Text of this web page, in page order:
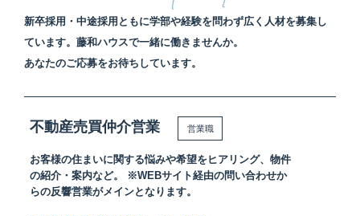
新卒採用・中途採用ともに学部や経験を問わず広く人材を募集し
ています。藤和ハウスで一緒に働きませんか。
あなたのご応募をお待ちしています。
不動産売買仲介営業 営業職
お客様の住まいに関する悩みや希望をヒアリング、物件
の紹介・案内など。
※WEBサイト経由の問い合わせか
らの反響営業がメインとなります。
お知らせ Topics
募集要項
ENTRY